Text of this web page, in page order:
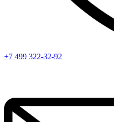
+7 499 322-32-92